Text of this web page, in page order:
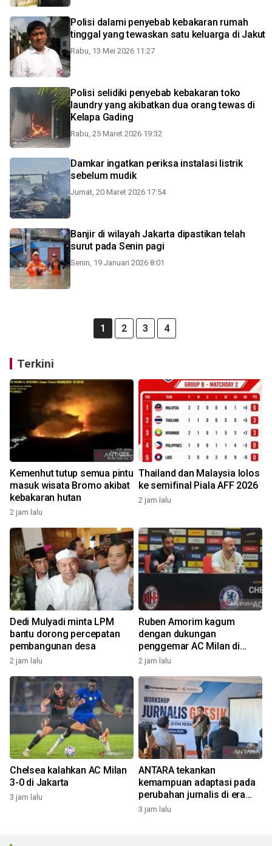
Polisi dalami penyebab kebakaran rumah
tinggal yang tewaskan satu keluarga di Jakut
Rabu, 13 Mei 2026 11:27
Polisi selidiki penyebab kebakaran toko
laundry yang akibatkan dua orang tewas di
Kelapa Gading
Rabu, 25 Maret 2026 19:32
Damkar ingatkan periksa instalasi listrik
sebelum mudik
Jumat, 20 Maret 2026 17:54
Banjir di wilayah Jakarta dipastikan telah
surut pada Senin pagi
Senin, 19 Januari 2026 8:01
1 2 3 4
Terkini
Kemenhut tutup semua pintu
masuk wisata Bromo akibat
kebakaran hutan
2 jam lalu
Thailand dan Malaysia lolos
ke semifinal Piala AFF 2026
2 jam lalu
Dedi Mulyadi minta LPM
bantu dorong percepatan
pembangunan desa
2 jam lalu
Ruben Amorim kagum
dengan dukungan
penggemar AC Milan di
Indonesia
2 jam lalu
Chelsea kalahkan AC Milan
3-0 di Jakarta
3 jam lalu
ANTARA tekankan
kemampuan adaptasi pada
perubahan jurnalis di era
digital
3 jam lalu